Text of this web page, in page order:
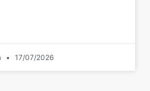
17/07/2026